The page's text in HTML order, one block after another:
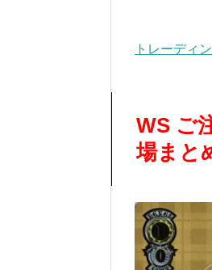
トレーディ
WS ご
場まと